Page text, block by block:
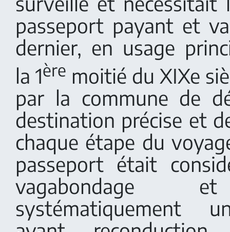
passeport payant et
dernier, en usage
la 1ère moitié du XIXe
par la commune de
destination précise et
chaque étape du
passeport était
vagabondage
systématiquement